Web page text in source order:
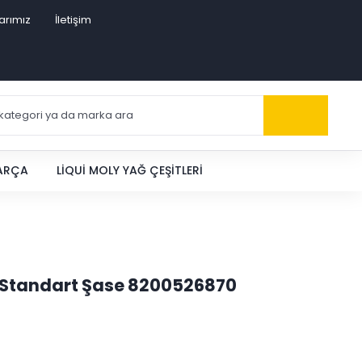
İletişim
LIQUI MOLY YAĞ ÇEŞITLERI
Şase 8200526870